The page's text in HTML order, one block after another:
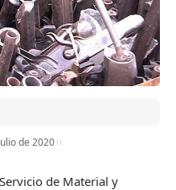
de 2020
de Material y